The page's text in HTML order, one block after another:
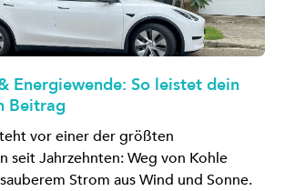
Energiewende: So leistet dein
Beitrag
vor einer der größten
seit Jahrzehnten: Weg von Kohle
Strom aus Wind und Sonne.